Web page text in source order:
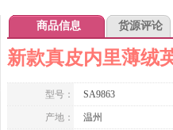
商品信息 货源评论
新款真皮内里薄绒
型号： SA9863
产地： 温州